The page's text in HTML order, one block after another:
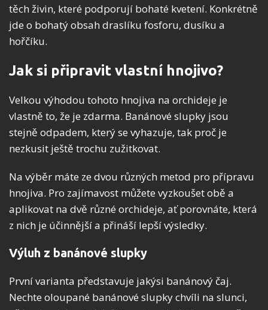
těch živin, které podporují bohaté kvetení. Konkrétně
jde o bohatý obsah draslíku fosforu, dusíku a
hořčíku.
Jak si připravit vlastní hnojivo?
Velkou výhodou tohoto hnojiva na orchideje je
vlastně to, že je zdarma. Banánové slupky jsou
stejně odpadem, který se vyhazuje, tak proč je
nezkusit ještě trochu zužitkovat.
Na výběr máte ze dvou různých metod pro přípravu
hnojiva. Pro zajímavost můžete vyzkoušet obě a
aplikovat na dvě různé orchideje, ať porovnáte, která
z nich je účinnější a přináší lepší výsledky.
Výluh z banánové slupky
První varianta představuje jakýsi banánový čaj.
Nechte oloupané banánové slupky chvíli na slunci,